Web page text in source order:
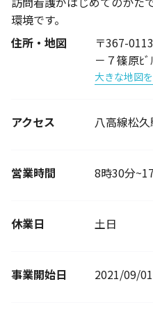
環境です。
住所・地図
〒367-
－７篠原ﾋﾞ
大きな地図
アクセス 八高線松
営業時間 8時30分
休業日 土日
事業開始日 2021/09/01